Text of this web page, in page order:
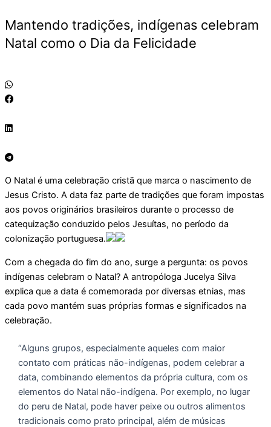
Mantendo tradições, indígenas celebram
Natal como o Dia da Felicidade
O Natal é uma celebração cristã que marca o nascimento de
Jesus Cristo. A data faz parte de tradições que foram impostas
aos povos originários brasileiros durante o processo de
catequização conduzido pelos Jesuítas, no período da
colonização portuguesa.
Com a chegada do fim do ano, surge a pergunta: os povos
indígenas celebram o Natal? A antropóloga Jucelya Silva
explica que a data é comemorada por diversas etnias, mas
cada povo mantém suas próprias formas e significados na
celebração.
“Alguns grupos, especialmente aqueles com maior
contato com práticas não-indígenas, podem celebrar a
data, combinando elementos da própria cultura, com os
elementos do Natal não-indígena. Por exemplo, no lugar
do peru de Natal, pode haver peixe ou outros alimentos
tradicionais como prato principal, além de músicas